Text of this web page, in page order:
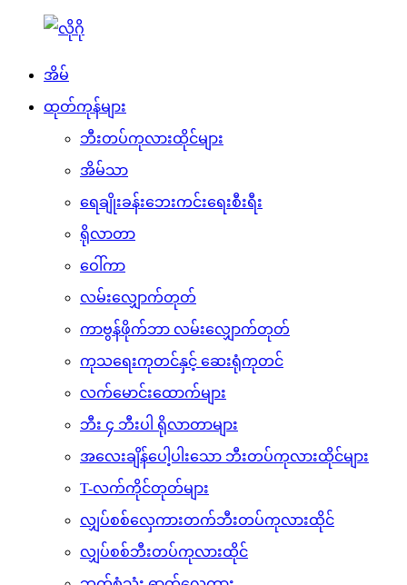
အိမ်
ထုတ်ကုန်များ
ဘီးတပ်ကုလားထိုင်များ
အိမ်သာ
ရေချိုးခန်းဘေးကင်းရေးစီးရီး
ရိုလာတာ
ဝေါ်ကာ
လမ်းလျှောက်တုတ်
ကာဗွန်ဖိုက်ဘာ လမ်းလျှောက်တုတ်
ကုသရေးကုတင်နှင့် ဆေးရုံကုတင်
လက်မောင်းထောက်များ
ဘီး ၄ ဘီးပါ ရိုလာတာများ
အလေးချိန်ပေါ့ပါးသော ဘီးတပ်ကုလားထိုင်များ
T-လက်ကိုင်တုတ်များ
လျှပ်စစ်လှေကားတက်ဘီးတပ်ကုလားထိုင်
လျှပ်စစ်ဘီးတပ်ကုလားထိုင်